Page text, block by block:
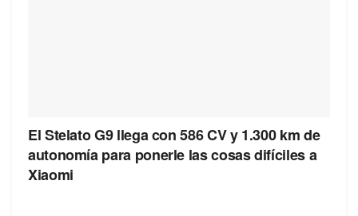
El Stelato G9 llega con 586 CV y 1.300 km de
autonomía para ponerle las cosas difíciles a
Xiaomi